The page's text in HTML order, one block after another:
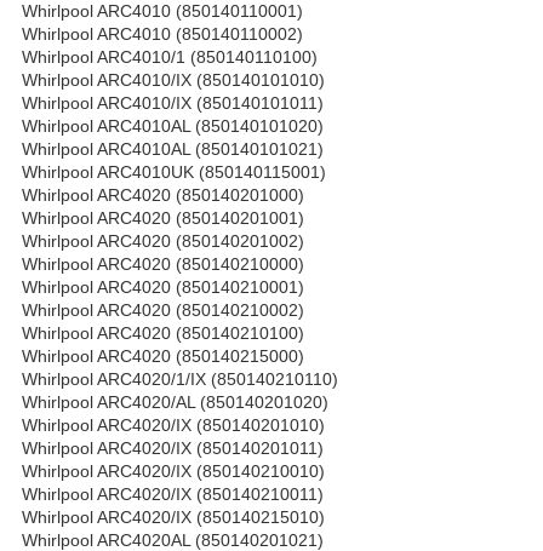
Whirlpool ARC4010 (850140110001)
Whirlpool ARC4010 (850140110002)
Whirlpool ARC4010/1 (850140110100)
Whirlpool ARC4010/IX (850140101010)
Whirlpool ARC4010/IX (850140101011)
Whirlpool ARC4010AL (850140101020)
Whirlpool ARC4010AL (850140101021)
Whirlpool ARC4010UK (850140115001)
Whirlpool ARC4020 (850140201000)
Whirlpool ARC4020 (850140201001)
Whirlpool ARC4020 (850140201002)
Whirlpool ARC4020 (850140210000)
Whirlpool ARC4020 (850140210001)
Whirlpool ARC4020 (850140210002)
Whirlpool ARC4020 (850140210100)
Whirlpool ARC4020 (850140215000)
Whirlpool ARC4020/1/IX (850140210110)
Whirlpool ARC4020/AL (850140201020)
Whirlpool ARC4020/IX (850140201010)
Whirlpool ARC4020/IX (850140201011)
Whirlpool ARC4020/IX (850140210010)
Whirlpool ARC4020/IX (850140210011)
Whirlpool ARC4020/IX (850140215010)
Whirlpool ARC4020AL (850140201021)